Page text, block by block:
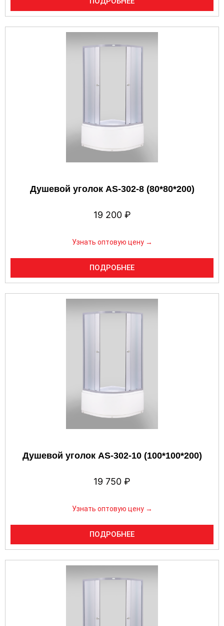
Душевой уголок AS-302-8 (80*80*200)
19 200 ₽
Узнать оптовую цену →
ПОДРОБНЕЕ
Душевой уголок AS-302-10 (100*100*200)
19 750 ₽
Узнать оптовую цену →
ПОДРОБНЕЕ